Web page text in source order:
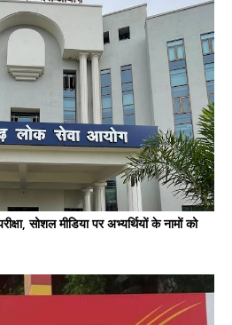
सोशल मीडिया पर अभ्यर्थियों के नामों को